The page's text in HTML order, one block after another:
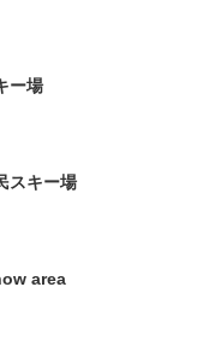
ー場
スキー場
area